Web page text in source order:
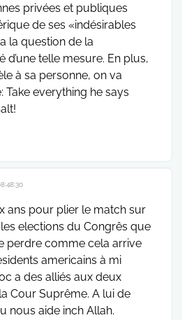
privées et publiques
de ses «indésirables
la question de la
d’une telle mesure. En plus,
à sa personne, on va
Take everything he says
ans pour plier le match sur
elections du Congrês que
perdre comme cela arrive
americains à mi
a des alliés aux deux
Cour Suprême. A lui de
nous aide inch Allah.